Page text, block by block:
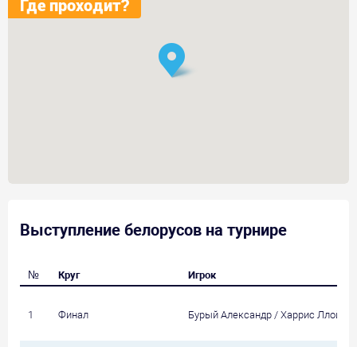
Где проходит?
Выступление белорусов на турнире
№ Круг Игрок
1 Финал Бурый Александр / Харрис Ллойд